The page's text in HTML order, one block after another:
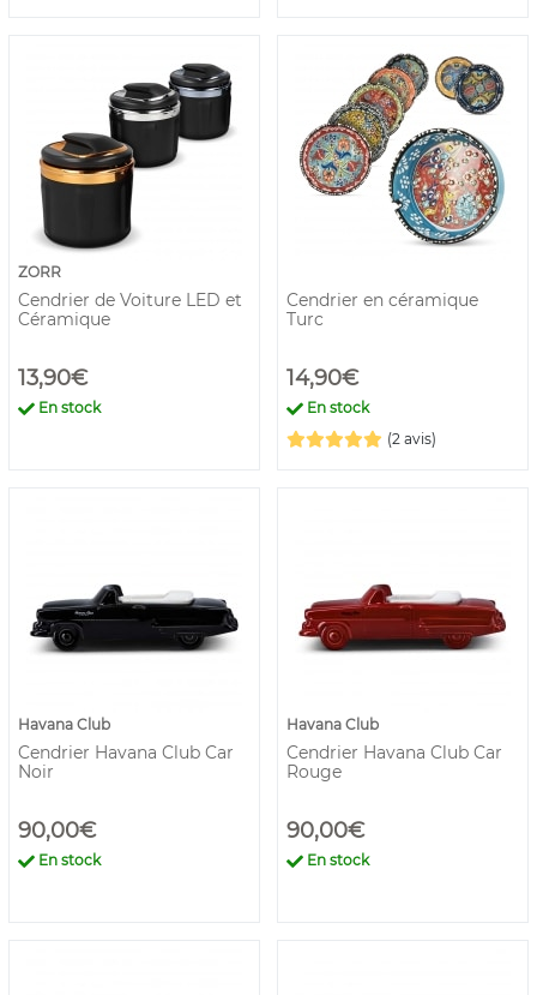
ZORR
Cendrier de Voiture LED et
Céramique
13,90€
En stock
Cendrier en céramique
Turc
14,90€
En stock
(2 avis)
Havana Club
Cendrier Havana Club Car
Noir
90,00€
En stock
Havana Club
Cendrier Havana Club Car
Rouge
90,00€
En stock